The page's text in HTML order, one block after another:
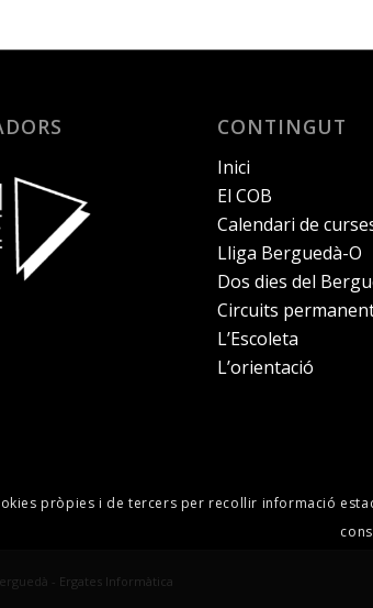
CONTINGUT
Inici
El COB
Calendari de
Lliga Berguedà-O
Dos dies del
Circuits
L’Escoleta
L’orientació
- Ergates Informàtica
pròpies i de tercers per recollir informació